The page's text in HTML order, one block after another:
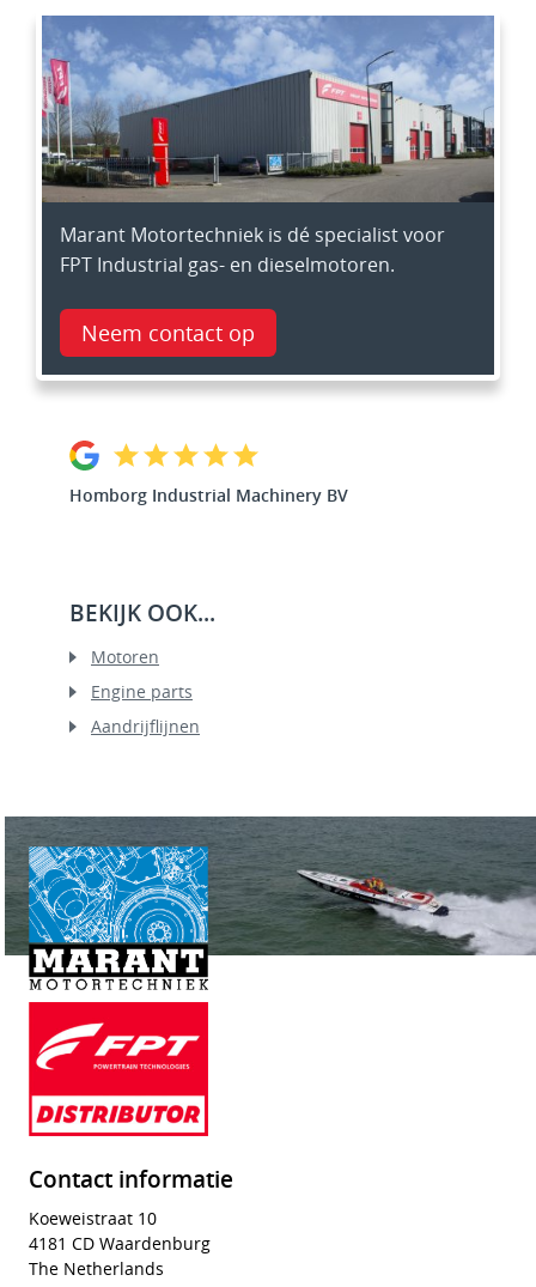
Marant Motortechniek is dé specialist voor
FPT Industrial gas- en dieselmotoren.
Neem contact op
Homborg Industrial Machinery BV
BEKIJK OOK...
Motoren
Engine parts
Aandrijflijnen
Contact informatie
Koeweistraat 10
4181 CD Waardenburg
The Netherlands